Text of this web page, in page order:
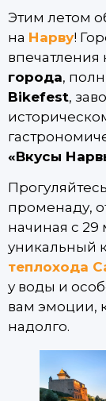
Этим летом
на Нарву!
города,
Bikefest,
«Вкусы
променаду,
начиная с 29
уникальный
теплохода
у воды и
вам эмоции,
надолго.